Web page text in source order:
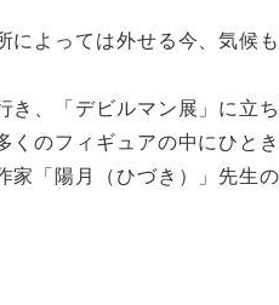
によっては外せる今、気候
、「デビルマン展」に立ち
のフィギュアの中にひと
「陽月（ひづき）」先生